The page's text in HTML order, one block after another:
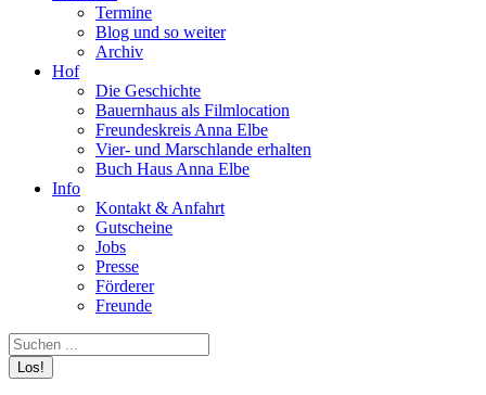
Termine
Blog und so weiter
Archiv
Hof
Die Geschichte
Bauernhaus als Filmlocation
Freundeskreis Anna Elbe
Vier- und Marschlande erhalten
Buch Haus Anna Elbe
Info
Kontakt & Anfahrt
Gutscheine
Jobs
Presse
Förderer
Freunde
Search: